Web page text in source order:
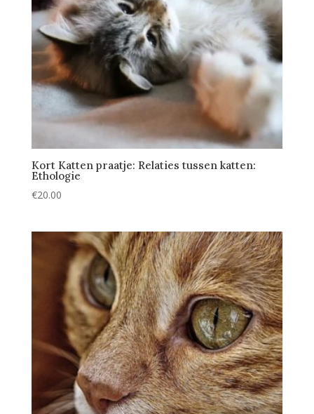
Kort Katten praatje: Relaties tussen katten:
Ethologie
€20.00